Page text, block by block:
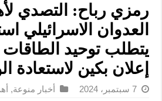
رمزي رباح: التصدي
العدوان الاسرائيلي
يتطلب توحيد
إعلان بكين لاستعادة
7 سبتمبر، 2024 أخبار منوعة,